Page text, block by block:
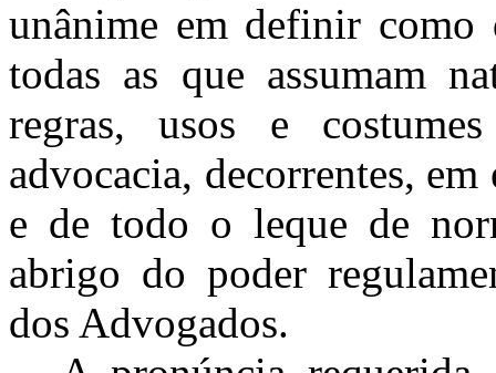
unânime em definir como
todas as que assumam
regras, usos e
advocacia, decorrentes,
e de todo o leque de
abrigo do poder
dos Advogados.